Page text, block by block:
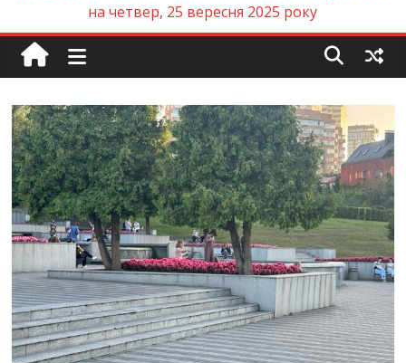
на четвер, 25 вересня 2025 року